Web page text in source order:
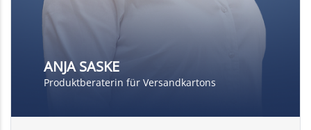
ANJA SASKE
Produktberaterin für Versandkartons